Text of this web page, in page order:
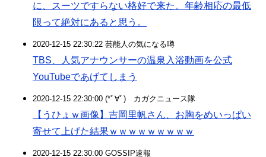
に、スーツですらない格好で来た。年齢相応の最低
限って絶対にあると思う。
2020-12-15 22:30:22 芸能人の気になる噂
TBS、人気アナウンサーの温泉入浴動画を公式
YouTubeであげてしまう
2020-12-15 22:30:00 (*ﾟ∀ﾟ)ゞカガクニュース隊
【うひょｗ画像】吉岡里帆さん、お胸をめいっぱい
寄せて上げた結果ｗｗｗｗｗｗｗｗｗ
2020-12-15 22:30:00 GOSSIP速報